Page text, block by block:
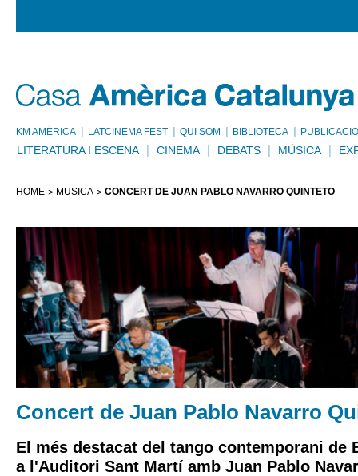
KM AMÈRICA LATCINEMA FEST QUI SOM BIBLIOTECA
LITERATURA I ESCENA CINEMA DEBATS MÚSICA
HOME MÚSICA CONCERT DE JUAN PABLO NAVARRO QUINTETO
Concert de Juan Pablo Navarro
El més destacat del tango contemporani de
a l'Auditori Sant Martí amb Juan Pablo